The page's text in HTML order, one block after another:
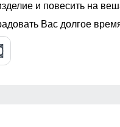
молнии
отложной
и повесить на
Вас долгое